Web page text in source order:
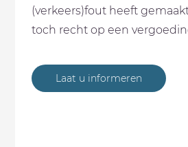
(verkeers)fout heeft
toch recht op een
Laat u informeren